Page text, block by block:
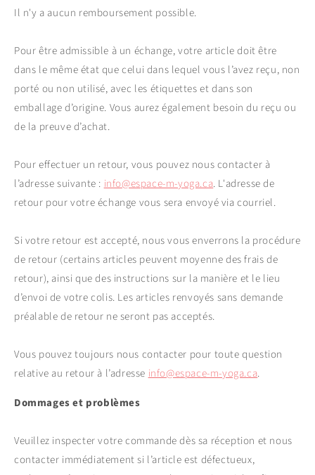
Il n'y a aucun remboursement possible.
Pour être admissible à un échange, votre article doit être
dans le même état que celui dans lequel vous l’avez reçu, non
porté ou non utilisé, avec les étiquettes et dans son
emballage d’origine. Vous aurez également besoin du reçu ou
de la preuve d’achat.
Pour effectuer un retour, vous pouvez nous contacter à
l’adresse suivante : info@espace-m-yoga.ca. L'adresse de
retour pour votre échange vous sera envoyé via courriel.
Si votre retour est accepté, nous vous enverrons la procédure
de retour (certains articles peuvent moyenne des frais de
retour), ainsi que des instructions sur la manière et le lieu
d’envoi de votre colis. Les articles renvoyés sans demande
préalable de retour ne seront pas acceptés.
Vous pouvez toujours nous contacter pour toute question
relative au retour à l’adresse info@espace-m-yoga.ca.
Dommages et problèmes
Veuillez inspecter votre commande dès sa réception et nous
contacter immédiatement si l’article est défectueux,